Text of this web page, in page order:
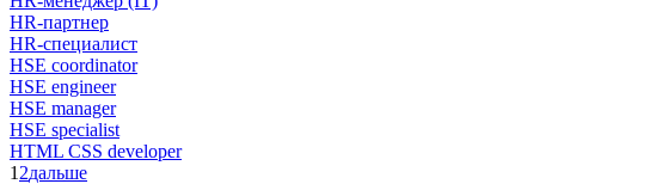
HR-партнер
HR-специалист
HSE coordinator
HSE engineer
HSE manager
HSE specialist
HTML CSS developer
1 2дальше